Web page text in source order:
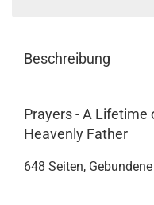
Beschreibung
Prayers - A
Heavenly Father
648 Seiten,